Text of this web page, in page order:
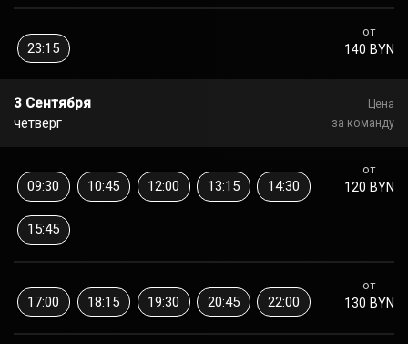
от
140 BYN
23:15
3 Сентября
четверг
Цена
за команду
от
120 BYN
09:30 10:45 12:00 13:15 14:30
15:45
от
130 BYN
17:00 18:15 19:30 20:45 22:00